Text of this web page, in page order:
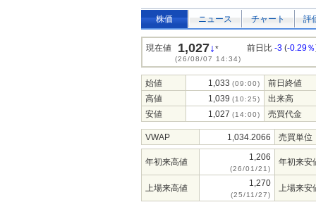
株価 ニュース チャート 評
現在値 1,027↓*
(26/08/07 14:34)
前日比 -3 (-0.29％
始値 1,033 (09:00)
前日終値
高値
1,039 (10:25)
出来高
安値
1,027 (14:00) 売買代金
VWAP 1,034.2066 売買単位
年初来高値 1,206
(26/01/21)
年初来安
上場来高値 1,270
(25/11/27)
上場来安